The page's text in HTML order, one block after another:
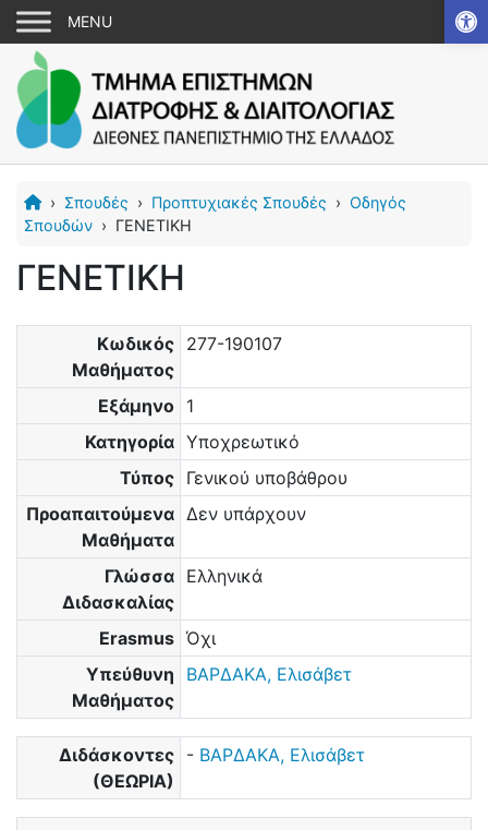
› Σπουδές › Προπτυχιακές Σπουδές › Οδηγός
Σπουδών › ΓΕΝΕΤΙΚΗ
ΓΕΝΕΤΙΚΗ
Κωδικός
Μαθήματος
277-190107
Εξάμηνο 1
Κατηγορία Υποχρεωτικό
Τύπος Γενικού υποβάθρου
Προαπαιτούμενα
Μαθήματα
Δεν υπάρχουν
Γλώσσα
Διδασκαλίας
Ελληνικά
Erasmus Όχι
Υπεύθυνη
Μαθήματος
ΒΑΡΔΑΚΑ, Ελισάβετ
Διδάσκοντες
(ΘΕΩΡΙΑ)
- ΒΑΡΔΑΚΑ, Ελισάβετ